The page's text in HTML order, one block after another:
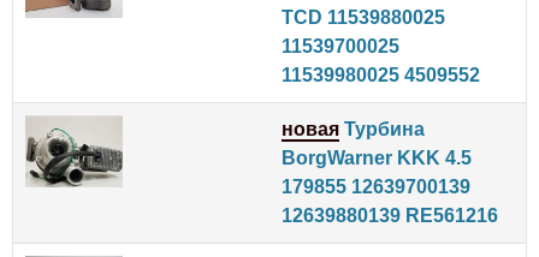
TCD 11539880025
11539700025
11539980025 4509552
новая Турбина
BorgWarner KKK 4.5
179855 12639700139
12639880139 RE561216